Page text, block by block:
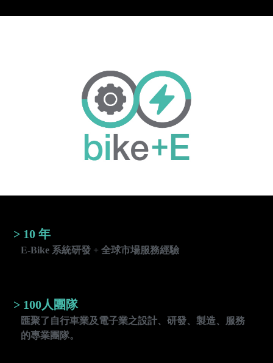
> 10 年
E-Bike 系統研發 + 全球市場服務經驗
> 100人團隊
匯聚了自行車業及電子業之設計、研發、製造、服務
的專業團隊。